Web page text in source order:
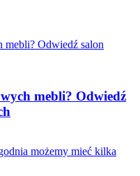
mebli? Odwiedź